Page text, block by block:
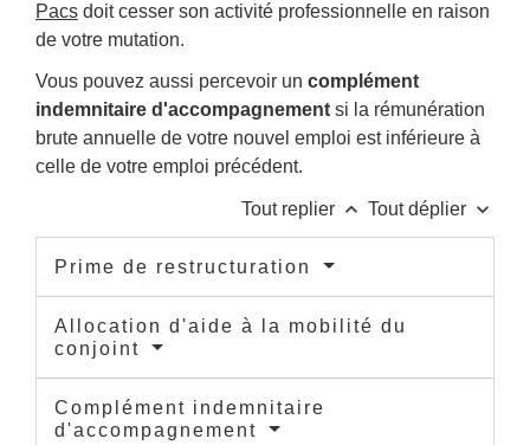
Pacs doit cesser son activité professionnelle en raison
de votre mutation.
Vous pouvez aussi percevoir un complément
indemnitaire d'accompagnement si la rémunération
brute annuelle de votre nouvel emploi est inférieure à
celle de votre emploi précédent.
Tout replier keyboard_arrow_up Tout déplier keyboard_arrow_down
Prime de restructuration
Allocation d'aide à la mobilité du
conjoint
Complément indemnitaire
d'accompagnement